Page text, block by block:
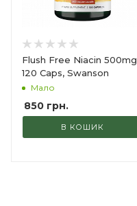
Flush Free Niacin 500mg
120 Caps, Swanson
Мало
850 грн.
В КОШИК